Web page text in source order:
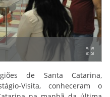
de Santa Catarina,
Visita, conheceram o